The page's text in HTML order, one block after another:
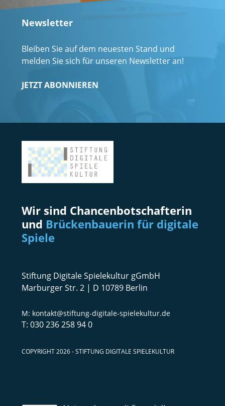
Newsletter
Bleiben Sie auf dem neuesten Stand und
melden Sie sich für unseren Newsletter an!
JETZT ABONNIEREN
Wir sind Chancenbotschafterin
und Brückenbauerin für digitale
Spiele
Stiftung Digitale Spielekultur gGmbH
Marburger Str. 2 | D 10789 Berlin
kontakt@stiftung-digitale-spielekultur.de
030 236 258 94 0
COPYRIGHT 2026 - STIFTUNG DIGITALE SPIELEKULTUR